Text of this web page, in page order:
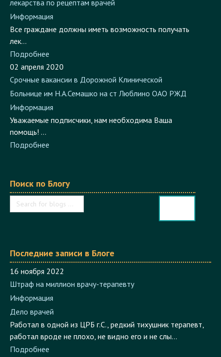
Информация
Все граждане должны иметь возможность получать
лек...
Подробнее
02 апреля 2020
Срочные вакансии в Дорожной Клинической
Больнице им Н.А.Семашко на ст Люблино ОАО РЖД
Информация
Уважаемые подписчики, нам необходима Ваша
помощь! ...
Подробнее
16 ноября 2022
Штраф на миллион врачу-терапевту
Информация
Дело врачей
Работал в одной из ЦРБ г.С., редкий тихушник терапевт,
работал вроде не плохо, не видно его и не слы...
Подробнее
19 октября 2022